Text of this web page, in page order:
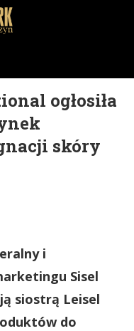
ogłosiła
skóry
i
Sisel
siostrą Leisel
do